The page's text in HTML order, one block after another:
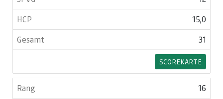
15,0
31
SCOREKARTE
16